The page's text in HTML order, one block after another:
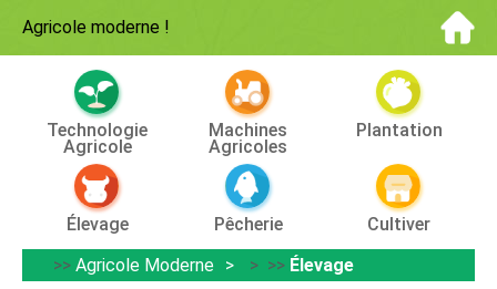
Agricole moderne !
Technologie
Agricole
Machines
Agricoles
Plantation
Élevage Pêcherie
Cultiver
>> Agricole Moderne > >> Élevage